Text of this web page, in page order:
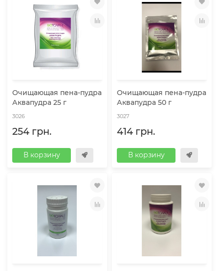
Очищающая пена-пудра
Аквапудра 25 г
3026
254 грн.
В корзину
Очищающая пена-пудра
Аквапудра 50 г
3027
414 грн.
В корзину